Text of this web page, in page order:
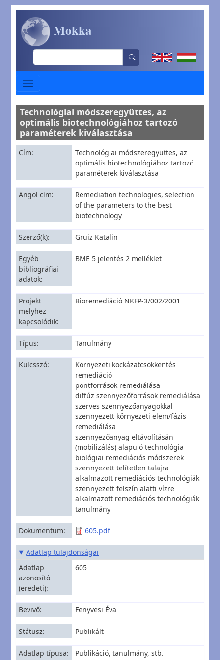
Ugrás a tartalomra
Mokka
Search
Technológiai módszeregyüttes, az
optimális biotechnológiához tartozó
paraméterek kiválasztása
Cím
Technológiai módszeregyüttes, az
optimális biotechnológiához tartozó
paraméterek kiválasztása
Angol cím
Remediation technologies, selection
of the parameters to the best
biotechnology
Szerző(k) Gruiz Katalin
Egyéb
bibliográfiai
adatok
BME 5 jelentés 2 melléklet
Projekt
melyhez
kapcsolódik
Bioremediáció NKFP-3/002/2001
Típus Tanulmány
Kulcsszó
Környezeti kockázatcsökkentés
remediáció
pontforrások remediálása
diffúz szennyezőforrások remediálása
szerves szennyezőanyagokkal
szennyezett környezeti elem/fázis
remediálása
szennyezőanyag eltávolításán
(mobilizálás) alapuló technológia
biológiai remediációs módszerek
szennyezett telítetlen talajra
alkalmazott remediációs technológiák
szennyezett felszín alatti vízre
alkalmazott remediációs technológiák
tanulmány
Dokumentum 605.pdf
Adatlap tulajdonságai
Adatlap
azonosító
(eredeti)
605
Bevivő Fenyvesi Éva
Státusz Publikált
Adatlap típusa Publikáció, tanulmány, stb.